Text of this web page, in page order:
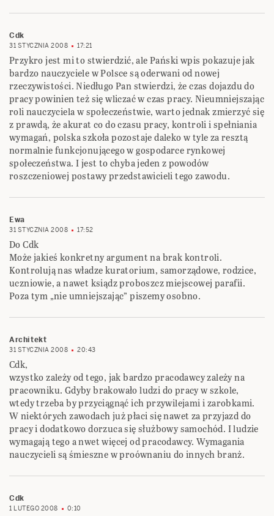
Cdk
31 STYCZNIA 2008 17:21
Przykro jest mi to stwierdzić, ale Pański wpis pokazuje jak
bardzo nauczyciele w Polsce są oderwani od nowej
rzeczywistości. Niedługo Pan stwierdzi, że czas dojazdu do
pracy powinien też się wliczać w czas pracy. Nieumniejszając
roli nauczyciela w społeczeństwie, warto jednak zmierzyć się
z prawdą, że akurat co do czasu pracy, kontroli i spełniania
wymagań, polska szkoła pozostaje daleko w tyle za resztą
normalnie funkcjonującego w gospodarce rynkowej
społeczeństwa. I jest to chyba jeden z powodów
roszczeniowej postawy przedstawicieli tego zawodu.
Ewa
31 STYCZNIA 2008 17:52
Do Cdk
Może jakieś konkretny argument na brak kontroli.
Kontrolują nas władze kuratorium, samorządowe, rodzice,
uczniowie, a nawet ksiądz proboszcz miejscowej parafii.
Poza tym „nie umniejszając” piszemy osobno.
Architekt
31 STYCZNIA 2008 20:43
Cdk,
wzystko zależy od tego, jak bardzo pracodawcy zależy na
pracowniku. Gdyby brakowało ludzi do pracy w szkole,
wtedy trzeba by przyciągnąć ich przywilejami i zarobkami.
W niektórych zawodach już płaci się nawet za przyjazd do
pracy i dodatkowo dorzuca się służbowy samochód. I ludzie
wymagają tego a nwet więcej od pracodawcy. Wymagania
nauczycieli są śmieszne w proównaniu do innych branż.
Cdk
1 LUTEGO 2008 0:10